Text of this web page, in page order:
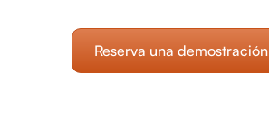
Reserva una demostración